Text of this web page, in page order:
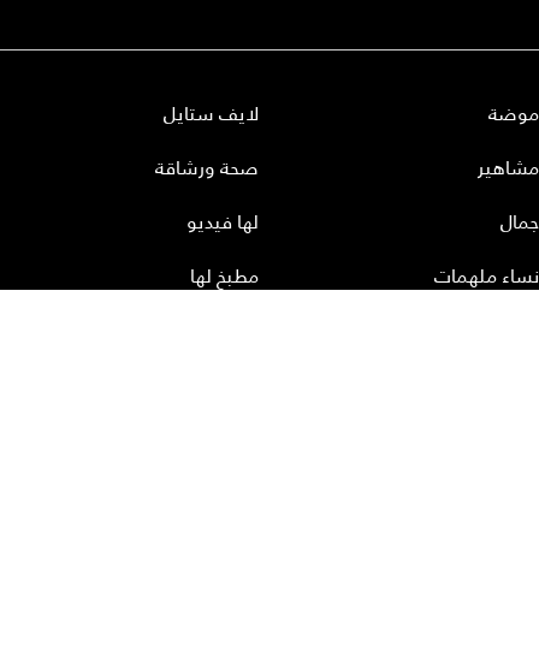
موضة
مشاهير
جمال
نساء ملهمات
لايف ستايل
صحة ورشاقة
لها فيديو
مطبخ لها